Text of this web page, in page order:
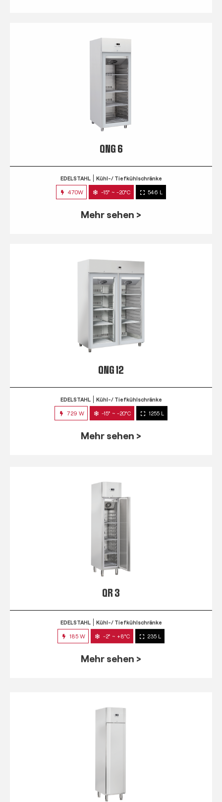
QNG 6
EDELSTAHL Kühl-/ Tiefkühlschränke
470W -15° ~ -20°C 546 L
Mehr sehen >
QNG 12
EDELSTAHL Kühl-/ Tiefkühlschränke
729 W -15° ~ -20°C 1255 L
Mehr sehen >
QR 3
EDELSTAHL Kühl-/ Tiefkühlschränke
185 W -2° ~ +8°C 235 L
Mehr sehen >